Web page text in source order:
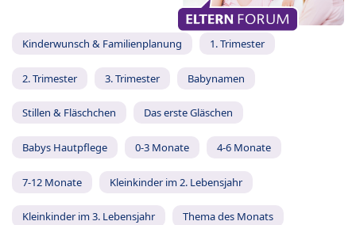
Kinderwunsch & Familienplanung 1. Trimester
2. Trimester 3. Trimester Babynamen
Stillen & Fläschchen Das erste Gläschen
Babys Hautpflege 0-3 Monate 4-6 Monate
7-12 Monate Kleinkinder im 2. Lebensjahr
Kleinkinder im 3. Lebensjahr Thema des Monats